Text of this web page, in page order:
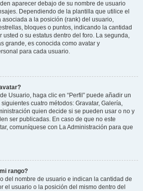
aparecer debajo de su nombre de usuario
Dependiendo de la plantilla que utilice el
asociada a la posición (rank) del usuario,
bloques o puntos, indicando la cantidad
o su estatus dentro del foro. La segunda,
grande, es conocida como avatar y
para cada usuario.
Usuario, haga clic en “Perfil” puede añadir un
cuatro métodos: Gravatar, Galería,
quien decide si se pueden usar o no y
ser publicadas. En caso de que no este
comuníquese con La Administración para que
rango?
del nombre de usuario e indican la cantidad de
el usuario o la posición del mismo dentro del